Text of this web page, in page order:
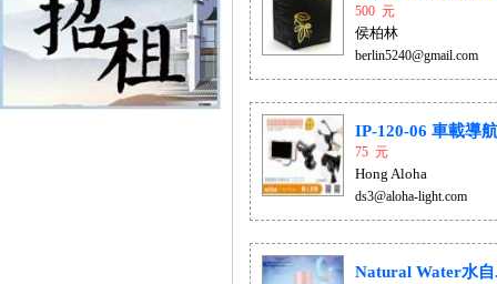
500 元
侯柏林
berlin5240@gmail.com
IP-120-06 車載導
75 元
Hong Aloha
ds3@aloha-light.com
Natural Water水自